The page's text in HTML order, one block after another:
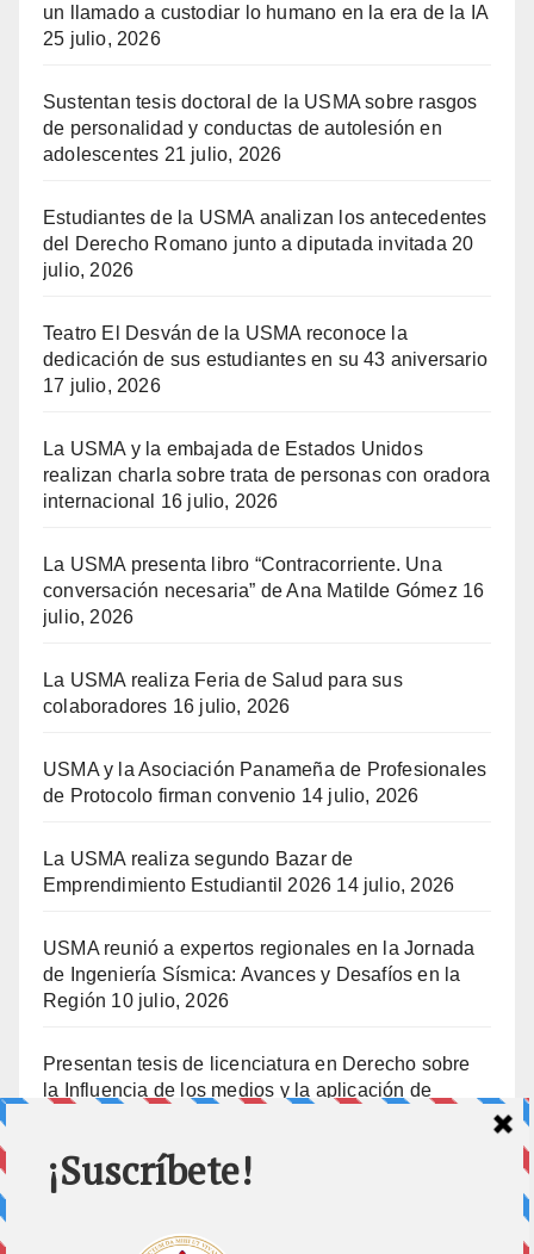
un llamado a custodiar lo humano en la era de la IA
25 julio, 2026
Sustentan tesis doctoral de la USMA sobre rasgos
de personalidad y conductas de autolesión en
adolescentes 21 julio, 2026
Estudiantes de la USMA analizan los antecedentes
del Derecho Romano junto a diputada invitada 20
julio, 2026
Teatro El Desván de la USMA reconoce la
dedicación de sus estudiantes en su 43 aniversario
17 julio, 2026
La USMA y la embajada de Estados Unidos
realizan charla sobre trata de personas con oradora
internacional
16 julio, 2026
La USMA presenta libro “Contracorriente. Una
conversación necesaria” de Ana Matilde Gómez 16
julio, 2026
La USMA realiza Feria de Salud para sus
colaboradores 16 julio, 2026
USMA y la Asociación Panameña de Profesionales
de Protocolo firman convenio 14 julio, 2026
La USMA realiza segundo Bazar de
Emprendimiento Estudiantil 2026 14 julio, 2026
USMA reunió a expertos regionales en la Jornada
de Ingeniería Sísmica: Avances y Desafíos en la
Región 10 julio, 2026
Presentan tesis de licenciatura en Derecho sobre
la Influencia de los medios y la aplicación de